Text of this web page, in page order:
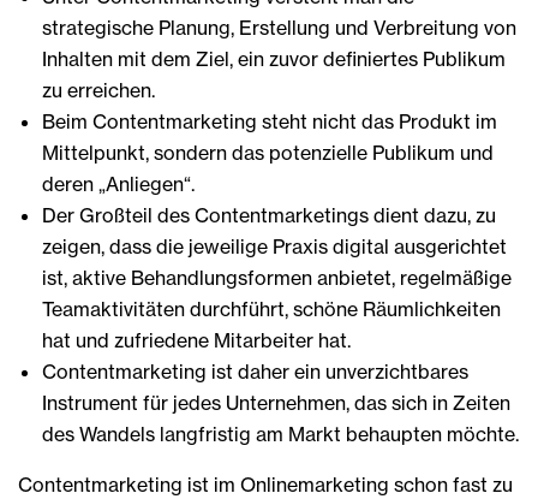
strategische Planung, Erstellung und Verbreitung von
Inhalten mit dem Ziel, ein zuvor definiertes Publikum
zu erreichen.
Beim Contentmarketing steht nicht das Produkt im
Mittelpunkt, sondern das potenzielle Publikum und
deren „Anliegen“.
Der Großteil des Contentmarketings dient dazu, zu
zeigen, dass die jeweilige Praxis digital ausgerichtet
ist, aktive Behandlungsformen anbietet, regelmäßige
Teamaktivitäten durchführt, schöne Räumlichkeiten
hat und zufriedene Mitarbeiter hat.
Contentmarketing ist daher ein unverzichtbares
Instrument für jedes Unternehmen, das sich in Zeiten
des Wandels langfristig am Markt behaupten möchte.
Contentmarketing ist im Onlinemarketing schon fast zu